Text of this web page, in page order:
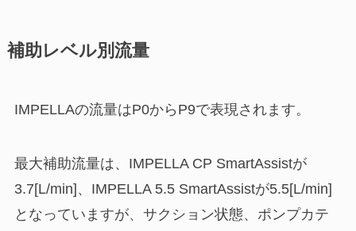
補助レベル別流量
IMPELLAの流量はP0からP9で表現されます。
最大補助流量は、IMPELLA CP SmartAssistが
3.7[L/min]、IMPELLA 5.5 SmartAssistが5.5[L/min]
となっていますが、サクション状態、ポンプカテ